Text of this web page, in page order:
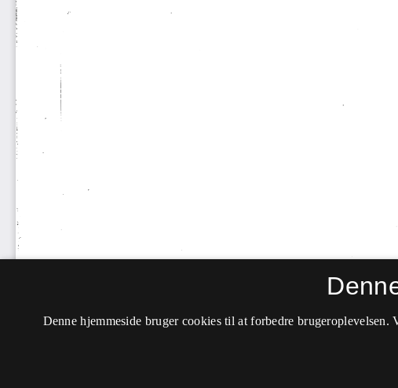
Denne hjemmeside bruger cookies til at forbedre